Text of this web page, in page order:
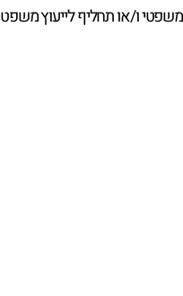
משפטי ו/או תחליף לייעוץ